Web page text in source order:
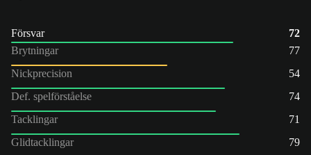
Försvar
72
Brytningar
77
Nickprecision
54
Def. spelförståelse
74
Tacklingar
71
Glidtacklingar
79